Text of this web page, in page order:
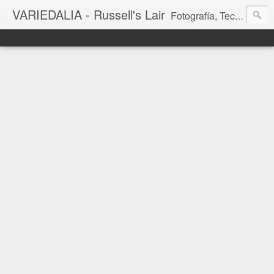
VARIEDALIA - Russell's Lair Fotografía, Tecnología, Cine y Videojuegos en un Blog Multitemática. El rinconcito del creador de FotoMuseo 3D y Left 4 SGC.